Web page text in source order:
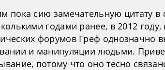
пока сию замечательную цитату в
годами ранее, в 2012
форумов Греф однозначно
и манипуляции людьми.
потому что оно тесно